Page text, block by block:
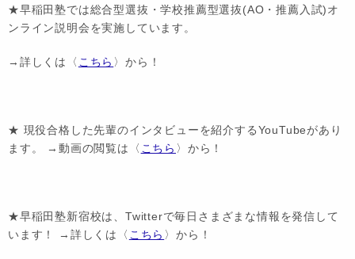
★早稲田塾では総合型選抜・学校推薦型選抜(AO・推薦入試)オ
ンライン説明会を実施しています。
→詳しくは〈 こちら 〉から！
★ 現役合格した先輩のインタビューを紹介するYouTubeがあり
ます。 →動画の閲覧は〈 こちら 〉から！
★早稲田塾新宿校は、Twitterで毎日さまざまな情報を発信して
います！ →詳しくは〈 こちら 〉から！